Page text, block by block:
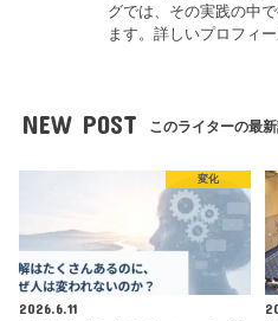
グでは、その実践の中
ます。詳しいプロフィ
NEW POST このライターの最
変化
2026.6.11